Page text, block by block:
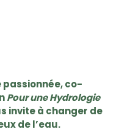
co-
Pour une Hydrologie
invite à changer de
de l’eau.